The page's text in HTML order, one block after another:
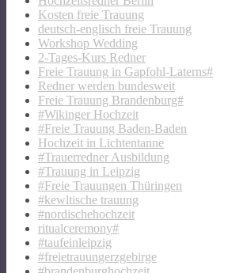
Kosten freie Trauung
deutsch-englisch freie Trauung
Workshop Wedding
2-Tages-Kurs Redner
Freie Trauung in Gapfohl-Laterns#
Redner werden bundesweit
Freie Trauung Brandenburg#
#Wikinger Hochzeit
#Freie Trauung Baden-Baden
Hochzeit in Lichtentanne
#Trauerredner Ausbildung
#Trauung in Leipzig
#Freie Trauungen Thüringen
#kewltische trauung
#nordischehochzeit
ritualceremony#
#taufeinleipzig
#freietrauungerzgebirge